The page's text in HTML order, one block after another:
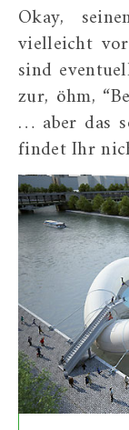
Okay,
vielleicht
sind
zur, öhm,
… aber das
findet Ihr